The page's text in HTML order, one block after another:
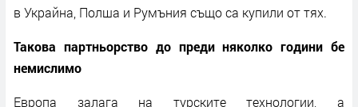
в Украйна, Полша и Румъния също са купили от тях.
Такова партньорство до преди няколко години бе
немислимо
Европа залага на турските технологии, а